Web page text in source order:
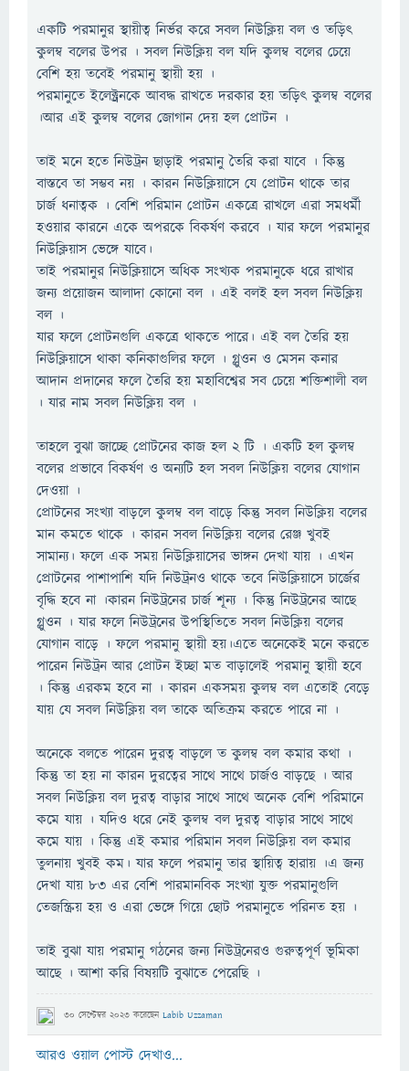
একটি পরমানুর স্থায়ীত্ব নির্ভর করে সবল নিউক্লিয় বল ও তড়িৎ
কুলম্ব বলের উপর । সবল নিউক্লিয় বল যদি কুলম্ব বলের চেয়ে
বেশি হয় তবেই পরমানু স্থায়ী হয় ।
পরমানুতে ইলেক্ট্রনকে আবদ্ধ রাখতে দরকার হয় তড়িৎ কুলম্ব বলের
।আর এই কুলম্ব বলের জোগান দেয় হল প্রোটন ।
তাই মনে হতে নিউট্রন ছাড়াই পরমানু তৈরি করা যাবে । কিন্তু
বাস্তবে তা সম্ভব নয় । কারন নিউক্লিয়াসে যে প্রোটন থাকে তার
চার্জ ধনাত্বক । বেশি পরিমান প্রোটন একত্রে রাখলে এরা সমধর্মী
হওয়ার কারনে একে অপরকে বিকর্ষণ করবে । যার ফলে পরমানুর
নিউক্লিয়াস ভেঙ্গে যাবে।
তাই পরমানুর নিউক্লিয়াসে অধিক সংখ্যক পরমানুকে ধরে রাখার
জন্য প্রয়োজন আলাদা কোনো বল । এই বলই হল সবল নিউক্লিয়
বল ।
যার ফলে প্রোটনগুলি একত্রে থাকতে পারে। এই বল তৈরি হয়
নিউক্লিয়াসে থাকা কনিকাগুলির ফলে । গ্লুওন ও মেসন কনার
আদান প্রদানের ফলে তৈরি হয় মহাবিশ্বের সব চেয়ে শক্তিশালী বল
। যার নাম সবল নিউক্লিয় বল ।
তাহলে বুঝা জাচ্ছে প্রোটনের কাজ হল ২ টি । একটি হল কুলম্ব
বলের প্রভাবে বিকর্ষণ ও অন্যটি হল সবল নিউক্লিয় বলের যোগান
দেওয়া ।
প্রোটনের সংখ্যা বাড়লে কুলম্ব বল বাড়ে কিন্তু সবল নিউক্লিয় বলের
মান কমতে থাকে । কারন সবল নিউক্লিয় বলের রেঞ্জ খুবই
সামান্য। ফলে এক সময় নিউক্লিয়াসের ভাঙ্গন দেখা যায় । এখন
প্রোটনের পাশাপাশি যদি নিউট্রনও থাকে তবে নিউক্লিয়াসে চার্জের
বৃদ্ধি হবে না ।কারন নিউট্রনের চার্জ শূন্য । কিন্তু নিউট্রনের আছে
গ্লুওন । যার ফলে নিউট্রনের উপস্থিতিতে সবল নিউক্লিয় বলের
যোগান বাড়ে । ফলে পরমানু স্থায়ী হয়।এতে অনেকেই মনে করতে
পারেন নিউট্রন আর প্রোটন ইচ্ছা মত বাড়ালেই পরমানু স্থায়ী হবে
। কিন্তু এরকম হবে না । কারন একসময় কুলম্ব বল এতোই বেড়ে
যায় যে সবল নিউক্লিয় বল তাকে অতিক্রম করতে পারে না ।
অনেকে বলতে পারেন দুরত্ব বাড়লে ত কুলম্ব বল কমার কথা ।
কিন্তু তা হয় না কারন দুরত্বের সাথে সাথে চার্জও বাড়ছে । আর
সবল নিউক্লিয় বল দুরত্ব বাড়ার সাথে সাথে অনেক বেশি পরিমানে
কমে যায় । যদিও ধরে নেই কুলম্ব বল দুরত্ব বাড়ার সাথে সাথে
কমে যায় । কিন্তু এই কমার পরিমান সবল নিউক্লিয় বল কমার
তুলনায় খুবই কম। যার ফলে পরমানু তার স্থায়িত্ব হারায় ।এ জন্য
দেখা যায় ৮৩ এর বেশি পারমানবিক সংখ্যা যুক্ত পরমানুগুলি
তেজস্ক্রিয় হয় ও এরা ভেঙ্গে গিয়ে ছোট পরমানুতে পরিনত হয় ।
তাই বুঝা যায় পরমানু গঠনের জন্য নিউট্রনেরও গুরুত্বপূর্ণ ভূমিকা
আছে । আশা করি বিষয়টি বুঝাতে পেরেছি ।
30 সেপ্টেম্বর 2023 করেছেন Labib Uzzaman
আরও ওয়াল পোস্ট দেখাও...